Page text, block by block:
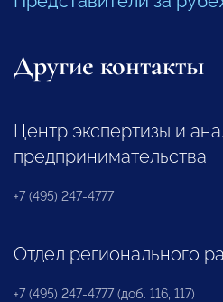
Другие контакты
Центр экспертизы и
предпринимательства
+7 (495) 247-4777
Отдел регионального
+7 (495) 247-4777 (доб. 116, 117)